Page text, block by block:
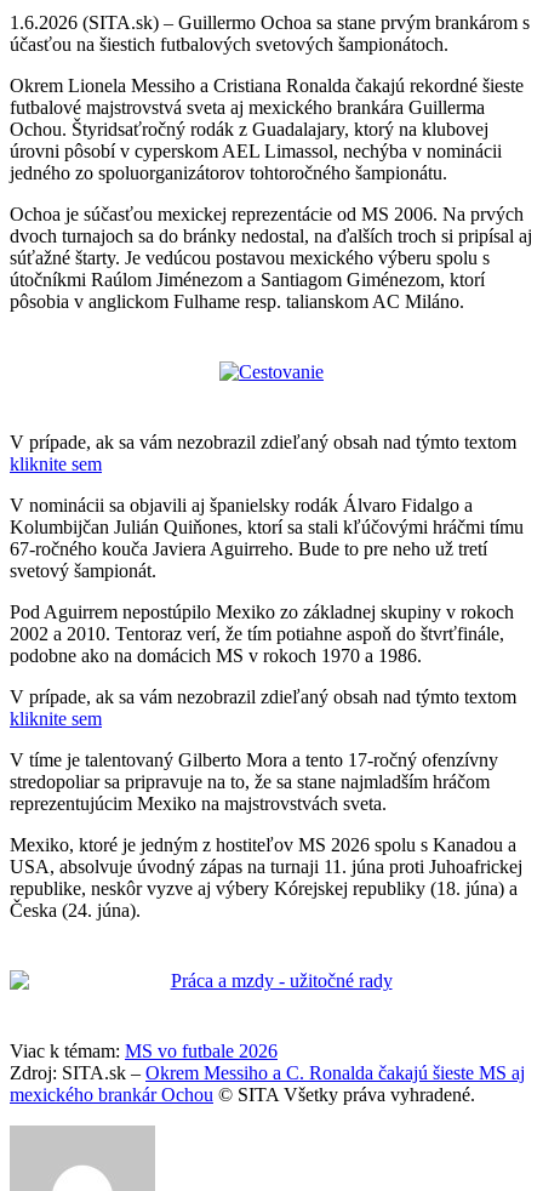
1.6.2026 (SITA.sk) – Guillermo Ochoa sa stane prvým brankárom s
účasťou na šiestich futbalových svetových šampionátoch.
Okrem Lionela Messiho a Cristiana Ronalda čakajú rekordné šieste
futbalové majstrovstvá sveta aj mexického brankára Guillerma
Ochou. Štyridsaťročný rodák z Guadalajary, ktorý na klubovej
úrovni pôsobí v cyperskom AEL Limassol, nechýba v nominácii
jedného zo spoluorganizátorov tohtoročného šampionátu.
Ochoa je súčasťou mexickej reprezentácie od MS 2006. Na prvých
dvoch turnajoch sa do bránky nedostal, na ďalších troch si pripísal aj
súťažné štarty. Je vedúcou postavou mexického výberu spolu s
útočníkmi Raúlom Jiménezom a Santiagom Giménezom, ktorí
pôsobia v anglickom Fulhame resp. talianskom AC Miláno.
V prípade, ak sa vám nezobrazil zdieľaný obsah nad týmto textom
kliknite sem
V nominácii sa objavili aj španielsky rodák Álvaro Fidalgo a
Kolumbijčan Julián Quiňones, ktorí sa stali kľúčovými hráčmi tímu
67-ročného kouča Javiera Aguirreho. Bude to pre neho už tretí
svetový šampionát.
Pod Aguirrem nepostúpilo Mexiko zo základnej skupiny v rokoch
2002 a 2010. Tentoraz verí, že tím potiahne aspoň do štvrťfinále,
podobne ako na domácich MS v rokoch 1970 a 1986.
V prípade, ak sa vám nezobrazil zdieľaný obsah nad týmto textom
kliknite sem
V tíme je talentovaný Gilberto Mora a tento 17-ročný ofenzívny
stredopoliar sa pripravuje na to, že sa stane najmladším hráčom
reprezentujúcim Mexiko na majstrovstvách sveta.
Mexiko, ktoré je jedným z hostiteľov MS 2026 spolu s Kanadou a
USA, absolvuje úvodný zápas na turnaji 11. júna proti Juhoafrickej
republike, neskôr vyzve aj výbery Kórejskej republiky (18. júna) a
Česka (24. júna).
Viac k témam: MS vo futbale 2026
Zdroj: SITA.sk – Okrem Messiho a C. Ronalda čakajú šieste MS aj
mexického brankár Ochou © SITA Všetky práva vyhradené.